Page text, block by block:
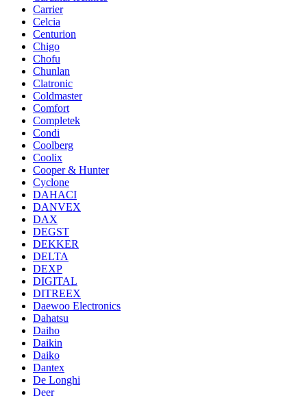
Carrier
Celcia
Centurion
Chigo
Chofu
Chunlan
Clatronic
Coldmaster
Comfort
Completek
Condi
Coolberg
Coolix
Cooper & Hunter
Cyclone
DAHACI
DANVEX
DAX
DEGST
DEKKER
DELTA
DEXP
DIGITAL
DITREEX
Daewoo Electronics
Dahatsu
Daiho
Daikin
Daiko
Dantex
De Longhi
Deer